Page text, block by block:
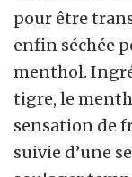
pour être
enfin séchée
menthol.
tigre, le
sensation de
suivie d’une